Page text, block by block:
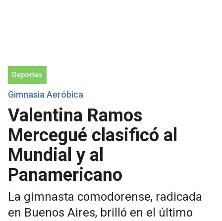
Deportes
Gimnasia Aeróbica
Valentina Ramos
Mercegué clasificó al
Mundial y al
Panamericano
La gimnasta comodorense, radicada
en Buenos Aires, brilló en el último